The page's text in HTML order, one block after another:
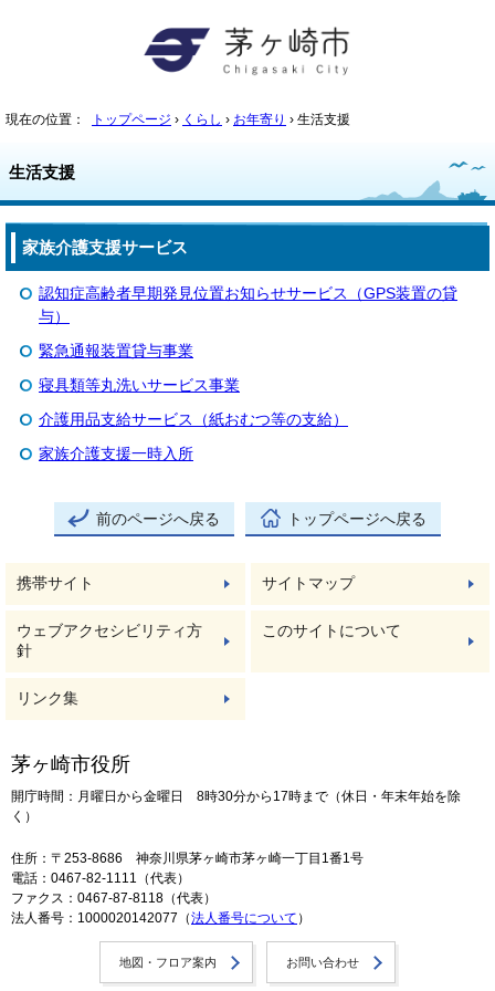
現在の位置： トップページ › くらし › お年寄り › 生活支援
生活支援
家族介護支援サービス
認知症高齢者早期発見位置お知らせサービス（GPS装置の貸
与）
緊急通報装置貸与事業
寝具類等丸洗いサービス事業
介護用品支給サービス（紙おむつ等の支給）
家族介護支援一時入所
前のページへ戻る トップページへ戻る
携帯サイト サイトマップ
ウェブアクセシビリティ方
針
このサイトについて
リンク集
茅ヶ崎市役所
開庁時間：月曜日から金曜日 8時30分から17時まで（休日・年末年始を除
く）
住所：〒253-8686 神奈川県茅ヶ崎市茅ヶ崎一丁目1番1号
電話：0467-82-1111（代表）
ファクス：0467-87-8118（代表）
法人番号：1000020142077（法人番号について ）
地図・フロア案内 お問い合わせ